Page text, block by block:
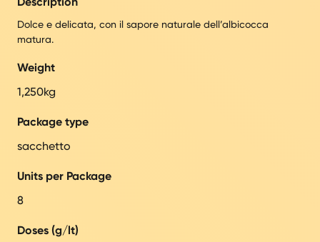
Dolce e delicata, con il sapore naturale dell’albicocca
matura.
Weight
1,250kg
Package type
sacchetto
Units per Package
8
Doses (g/lt)